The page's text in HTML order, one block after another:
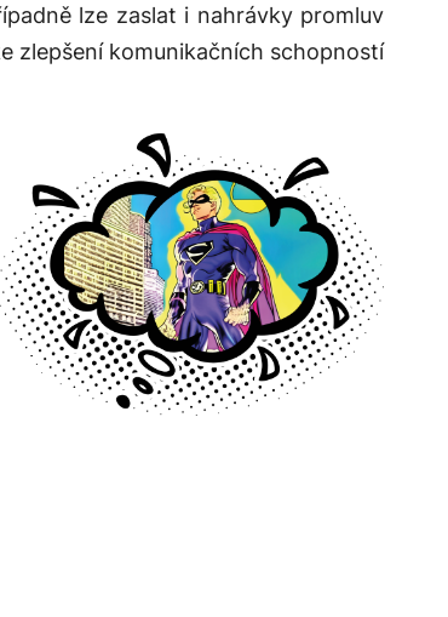
lze zaslat i nahrávky promluv
zlepšení komunikačních schopností